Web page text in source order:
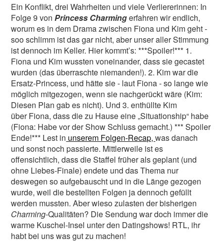
Ein Konflikt, drei Wahrheiten und viele Verliererinnen: In
Folge 9 von Princess Charmingerfahren wir endlich,
worum es in dem Drama zwischen Fiona und Kim geht -
soo schlimm ist das gar nicht, aber unser aller Stimmung
ist dennoch im Keller. Hier kommt’s: ***Spoiler!*** 1.
Fiona und Kim wussten voneinander, dass sie gecastet
wurden (das überraschte niemanden!). 2. Kim war die
Ersatz-Princess, und hätte sie - laut Fiona - so lange wie
möglich mitgezogen, wenn sie nachgerückt wäre (Kim:
Diesen Plan gab es nicht). Und 3. enthüllte Kim
über Fiona, dass die zu Hause eine „Situationship“ habe
(Fiona: Habe vor der Show Schluss gemacht.) *** Spoiler
Ende!*** Lest in unserem Folgen-Recap,was danach
und sonst noch passierte. Mittlerweile ist es
offensichtlich, dass die Staffel früher als geplant (und
ohne Liebes-Finale) endete und das Thema nur
deswegen so aufgebauscht und in die Länge gezogen
wurde, weil die bestellten Folgen ja dennoch gefüllt
werden mussten. Aber wieso zulasten der bisherigen
Charming-Qualitäten? Die Sendung war doch immer die
warme Kuschel-Insel unter den Datingshows! RTL, ihr
habt bei uns was gut zu machen!